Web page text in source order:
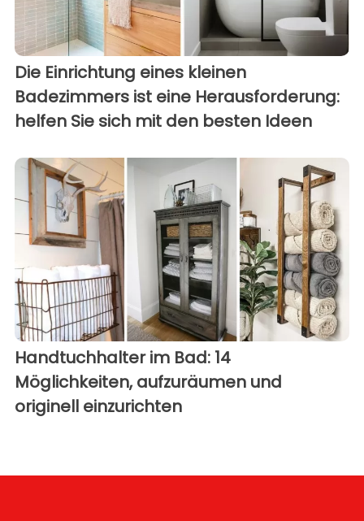
Die Einrichtung eines kleinen
Badezimmers ist eine Herausforderung:
helfen Sie sich mit den besten Ideen
Handtuchhalter im Bad: 14
Möglichkeiten, aufzuräumen und
originell einzurichten